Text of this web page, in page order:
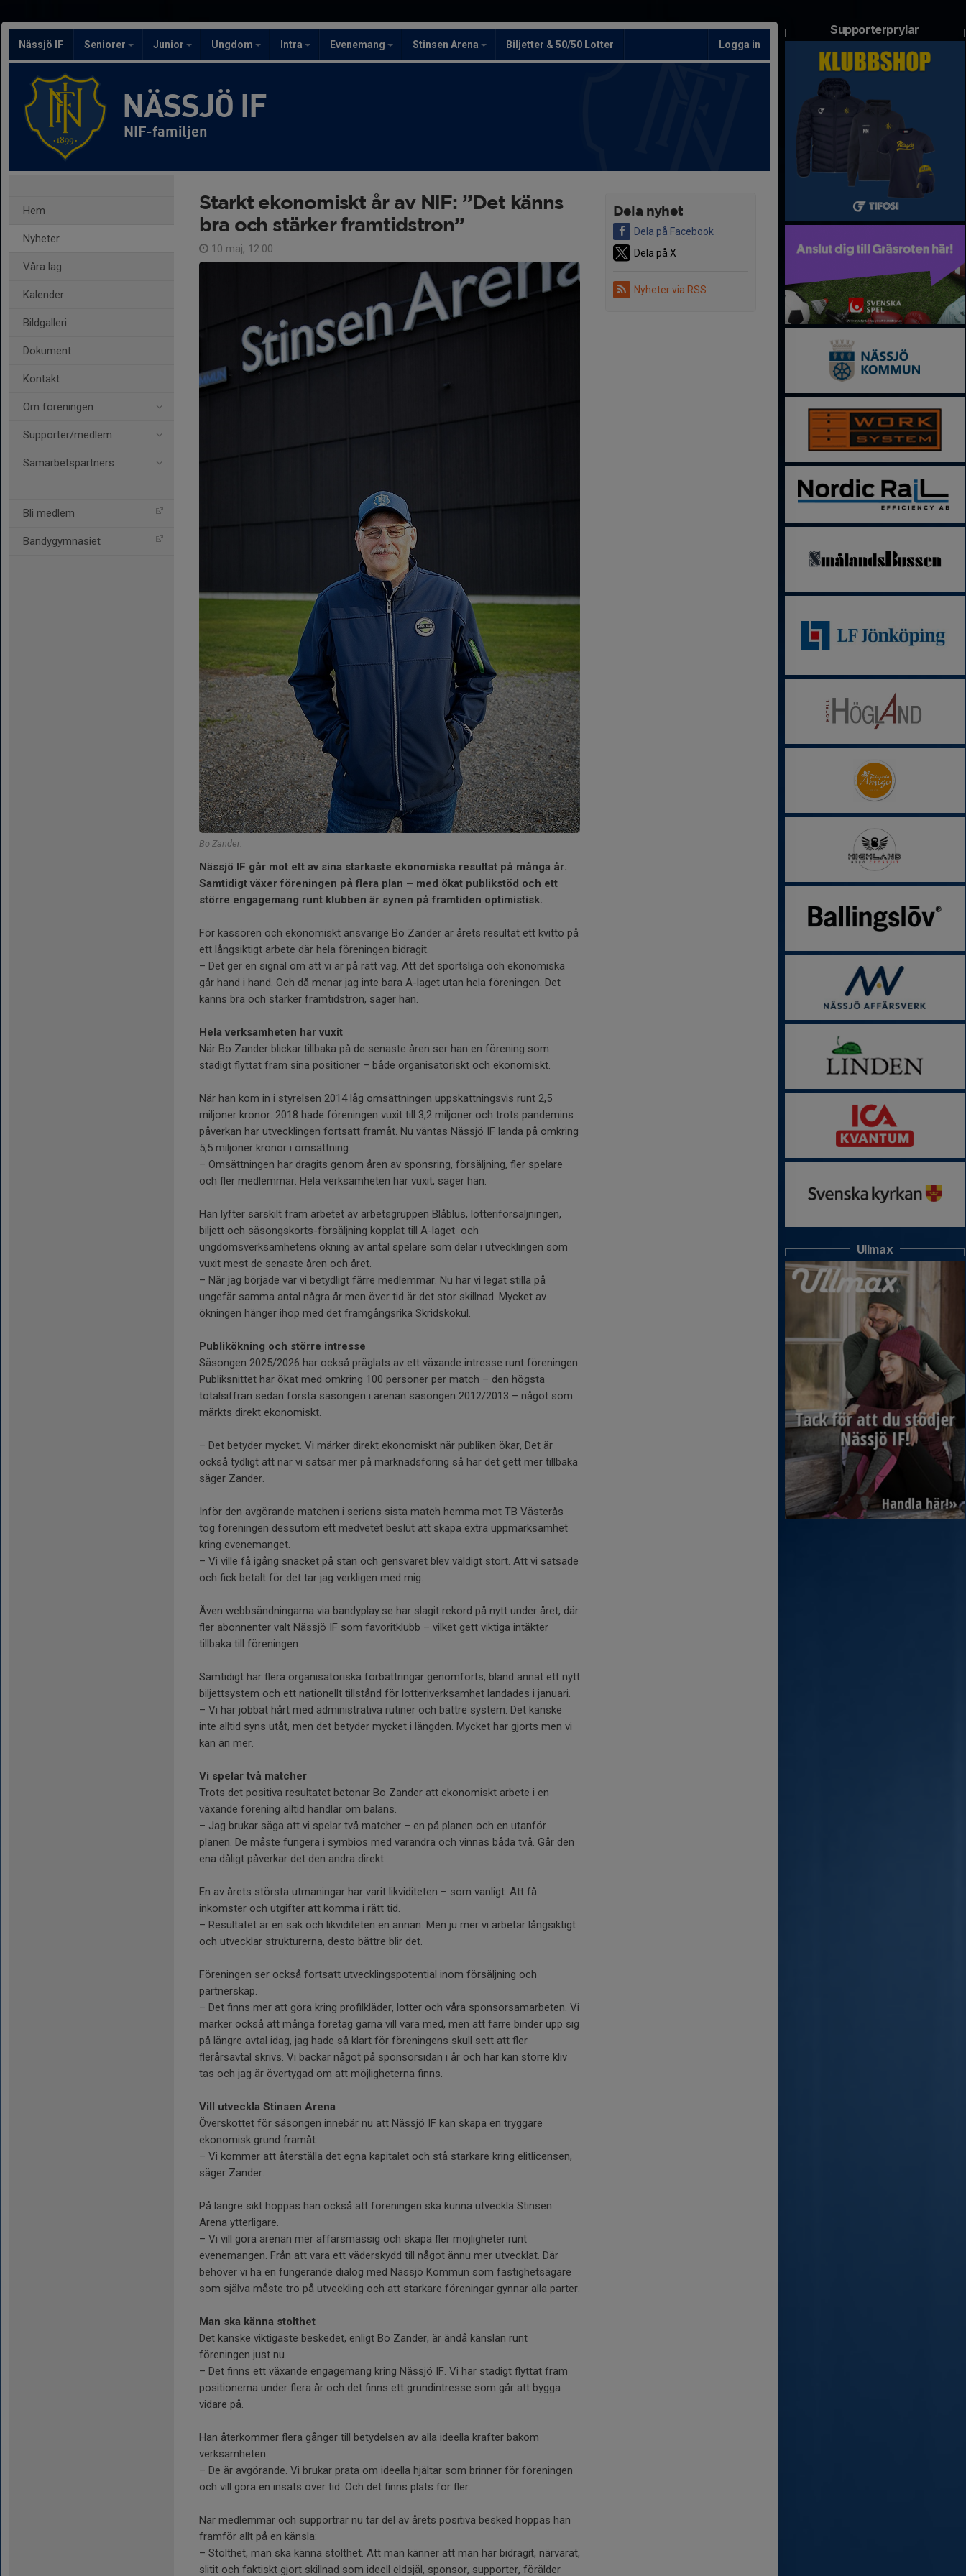
Nässjö IF Seniorer Junior Ungdom Intra Evenemang Stinsen Arena Biljetter & 50/50 Lotter Logga in
NÄSSJÖ IF
NIF-familjen
Hem
Nyheter
Våra lag
Kalender
Bildgalleri
Dokument
Kontakt
Om föreningen
Supporter/medlem
Samarbetspartners
Bli medlem
Bandygymnasiet
Dela nyhet
Dela på Facebook
Dela på X
Nyheter via RSS
Starkt ekonomiskt år av NIF: ”Det känns
bra och stärker framtidstron”
10 maj, 12:00
Bo Zander.
Nässjö IF går mot ett av sina starkaste ekonomiska resultat på många år.
Samtidigt växer föreningen på flera plan – med ökat publikstöd och ett
större engagemang runt klubben är synen på framtiden optimistisk.
För kassören och ekonomiskt ansvarige Bo Zander är årets resultat ett kvitto på
ett långsiktigt arbete där hela föreningen bidragit.
– Det ger en signal om att vi är på rätt väg. Att det sportsliga och ekonomiska
går hand i hand. Och då menar jag inte bara A-laget utan hela föreningen. Det
känns bra och stärker framtidstron, säger han.
Hela verksamheten har vuxit
När Bo Zander blickar tillbaka på de senaste åren ser han en förening som
stadigt flyttat fram sina positioner – både organisatoriskt och ekonomiskt.
När han kom in i styrelsen 2014 låg omsättningen uppskattningsvis runt 2,5
miljoner kronor. 2018 hade föreningen vuxit till 3,2 miljoner och trots pandemins
påverkan har utvecklingen fortsatt framåt. Nu väntas Nässjö IF landa på omkring
5,5 miljoner kronor i omsättning.
– Omsättningen har dragits genom åren av sponsring, försäljning, fler spelare
och fler medlemmar. Hela verksamheten har vuxit, säger han.
Han lyfter särskilt fram arbetet av arbetsgruppen Blåblus, lotteriförsäljningen,
biljett och säsongskorts-försäljning kopplat till A-laget och
ungdomsverksamhetens ökning av antal spelare som delar i utvecklingen som
vuxit mest de senaste åren och året.
– När jag började var vi betydligt färre medlemmar. Nu har vi legat stilla på
ungefär samma antal några år men över tid är det stor skillnad. Mycket av
ökningen hänger ihop med det framgångsrika Skridskokul.
Publikökning och större intresse
Säsongen 2025/2026 har också präglats av ett växande intresse runt föreningen.
Publiksnittet har ökat med omkring 100 personer per match – den högsta
totalsiffran sedan första säsongen i arenan säsongen 2012/2013 – något som
märkts direkt ekonomiskt.
– Det betyder mycket. Vi märker direkt ekonomiskt när publiken ökar, Det är
också tydligt att när vi satsar mer på marknadsföring så har det gett mer tillbaka
säger Zander.
Inför den avgörande matchen i seriens sista match hemma mot TB Västerås
tog föreningen dessutom ett medvetet beslut att skapa extra uppmärksamhet
kring evenemanget.
– Vi ville få igång snacket på stan och gensvaret blev väldigt stort. Att vi satsade
och fick betalt för det tar jag verkligen med mig.
Även webb­sändningarna via bandyplay.se har slagit rekord på nytt under året, där
fler abonnenter valt Nässjö IF som favoritklubb – vilket gett viktiga intäkter
tillbaka till föreningen.
Samtidigt har flera organisatoriska förbättringar genomförts, bland annat ett nytt
biljettsystem och ett nationellt tillstånd för lotteriverksamhet landades i januari.
– Vi har jobbat hårt med administrativa rutiner och bättre system. Det kanske
inte alltid syns utåt, men det betyder mycket i längden. Mycket har gjorts men vi
kan än mer.
Vi spelar två matcher
Trots det positiva resultatet betonar Bo Zander att ekonomiskt arbete i en
växande förening alltid handlar om balans.
– Jag brukar säga att vi spelar två matcher – en på planen och en utanför
planen. De måste fungera i symbios med varandra och vinnas båda två. Går den
ena dåligt påverkar det den andra direkt.
En av årets största utmaningar har varit likviditeten – som vanligt. Att få
inkomster och utgifter att komma i rätt tid.
– Resultatet är en sak och likviditeten en annan. Men ju mer vi arbetar långsiktigt
och utvecklar strukturerna, desto bättre blir det.
Föreningen ser också fortsatt utvecklingspotential inom försäljning och
partnerskap.
– Det finns mer att göra kring profilkläder, lotter och våra sponsorsamarbeten. Vi
märker också att många företag gärna vill vara med, men att färre binder upp sig
på längre avtal idag, jag hade så klart för föreningens skull sett att fler
flerårsavtal skrivs. Vi backar något på sponsorsidan i år och här kan större kliv
tas och jag är övertygad om att möjligheterna finns.
Vill utveckla Stinsen Arena
Överskottet för säsongen innebär nu att Nässjö IF kan skapa en tryggare
ekonomisk grund framåt.
– Vi kommer att återställa det egna kapitalet och stå starkare kring elitlicensen,
säger Zander.
På längre sikt hoppas han också att föreningen ska kunna utveckla Stinsen
Arena ytterligare.
– Vi vill göra arenan mer affärsmässig och skapa fler möjligheter runt
evenemangen. Från att vara ett väderskydd till något ännu mer utvecklat. Där
behöver vi ha en fungerande dialog med Nässjö Kommun som fastighetsägare
som själva måste tro på utveckling och att starkare föreningar gynnar alla parter.
Man ska känna stolthet
Det kanske viktigaste beskedet, enligt Bo Zander, är ändå känslan runt
föreningen just nu.
– Det finns ett växande engagemang kring Nässjö IF. Vi har stadigt flyttat fram
positionerna under flera år och det finns ett grundintresse som går att bygga
vidare på.
Han återkommer flera gånger till betydelsen av alla ideella krafter bakom
verksamheten.
– De är avgörande. Vi brukar prata om ideella hjältar som brinner för föreningen
och vill göra en insats över tid. Och det finns plats för fler.
När medlemmar och supportrar nu tar del av årets positiva besked hoppas han
framför allt på en känsla:
– Stolthet, man ska känna stolthet. Att man känner att man har bidragit, närvarat,
slitit och faktiskt gjort skillnad som ideell eldsjäl, sponsor, supporter, förälder
Supporterprylar
Ullmax